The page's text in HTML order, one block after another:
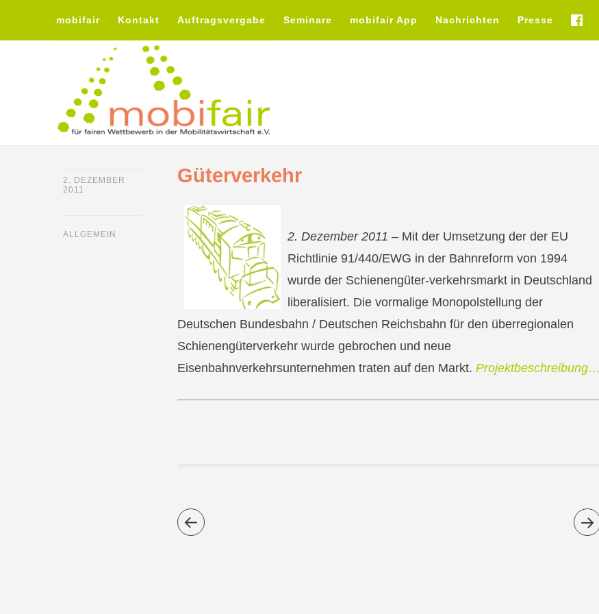
mobifair Kontakt Auftragsvergabe Seminare mobifair App Nachrichten Presse fb
2. DEZEMBER
2011
ALLGEMEIN
Güterverkehr
2. Dezember 2011 – Mit der Umsetzung der der EU
Richtlinie 91/440/EWG in der Bahnreform von 1994
wurde der Schienengüter-verkehrsmarkt in Deutschland
liberalisiert. Die vormalige Monopolstellung der
Deutschen Bundesbahn / Deutschen Reichsbahn für den überregionalen
Schienengüterverkehr wurde gebrochen und neue
Eisenbahnverkehrsunternehmen traten auf den Markt.Projektbeschreibung…